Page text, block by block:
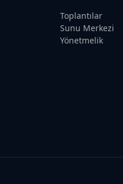
Toplantılar
Sunu Merkezi
Yönetmelik